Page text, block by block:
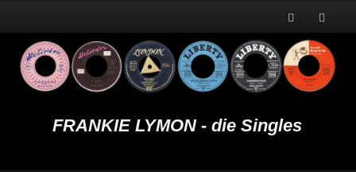
FRANKIE LYMON - die Singles